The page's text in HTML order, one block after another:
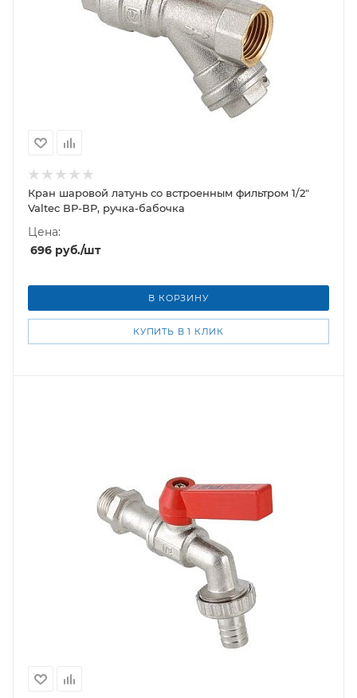
Кран шаровой латунь со встроенным фильтром 1/2"
Valtec ВР-ВР, ручка-бабочка
Цена:
696 руб./шт
В КОРЗИНУ
КУПИТЬ В 1 КЛИК